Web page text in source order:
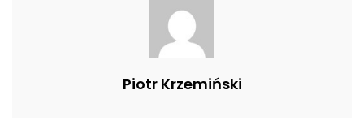
Piotr Krzemiński